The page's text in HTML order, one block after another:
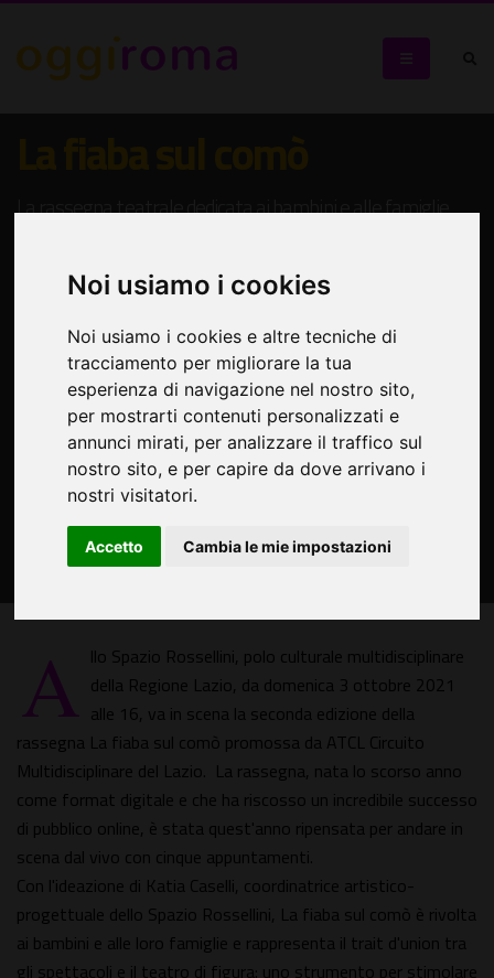
Noi usiamo i cookies
Noi usiamo i cookies e altre tecniche di
tracciamento per migliorare la tua
esperienza di navigazione nel nostro sito,
per mostrarti contenuti personalizzati e
annunci mirati, per analizzare il traffico sul
nostro sito, e per capire da dove arrivano i
nostri visitatori.
Accetto Cambia le mie impostazioni
La rassegna teatrale dedicata ai bambini e alle famiglie
A llo Spazio Rossellini, polo culturale multidisciplinare
della Regione Lazio, da domenica 3 ottobre 2021
alle 16, va in scena la seconda edizione della
rassegna La fiaba sul comò promossa da ATCL Circuito
Multidisciplinare del Lazio. La rassegna, nata lo scorso anno
come format digitale e che ha riscosso un incredibile successo
di pubblico online, è stata quest'anno ripensata per andare in
scena dal vivo con cinque appuntamenti.
Con l'ideazione di Katia Caselli, coordinatrice artistico-
progettuale dello Spazio Rossellini, La fiaba sul comò è rivolta
ai bambini e alle loro famiglie e rappresenta il trait d'union tra
gli spettacoli e il teatro di figura: uno strumento per stimolare